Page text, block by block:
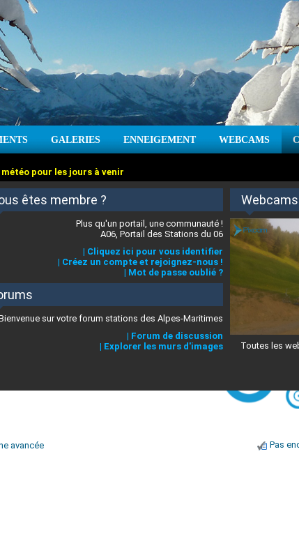
GALERIES ENNEIGEMENT WEBCAMS
les jours à venir
pour les jours à venir
êtes membre ?
Plus qu'un portail, une communauté !
A06, Portail des Stations du 06
| Cliquez ici pour vous identifier
| Créez un compte et rejoignez-nous !
| Mot de passe oublié ?
sur votre forum stations des Alpes-Maritimes
| Forum de discussion
| Explorer les murs d'images
Toutes les
avancée Pas